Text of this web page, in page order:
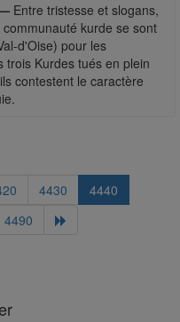
Entre tristesse et slogans,
kurde se sont
d'Oise) pour les
trois Kurdes tués en plein
contestent le caractère
4430
4440
4490